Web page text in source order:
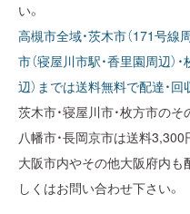
い。
高槻市全域・茨木市（171号線
市（寝屋川市駅・香里園周辺）
辺）までは送料無料で配達・回
茨木市・寝屋川市・枚方市の
八幡市・長岡京市は送料3,300
大阪市内やその他大阪府内も
しくはお問い合わせ下さい。